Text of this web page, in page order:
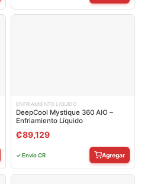
ENFRIAMIENTO LIQUIDO
DeepCool Mystique 360 AIO –
Enfriamiento Líquido
₡89,129
✓ Envío CR Agregar